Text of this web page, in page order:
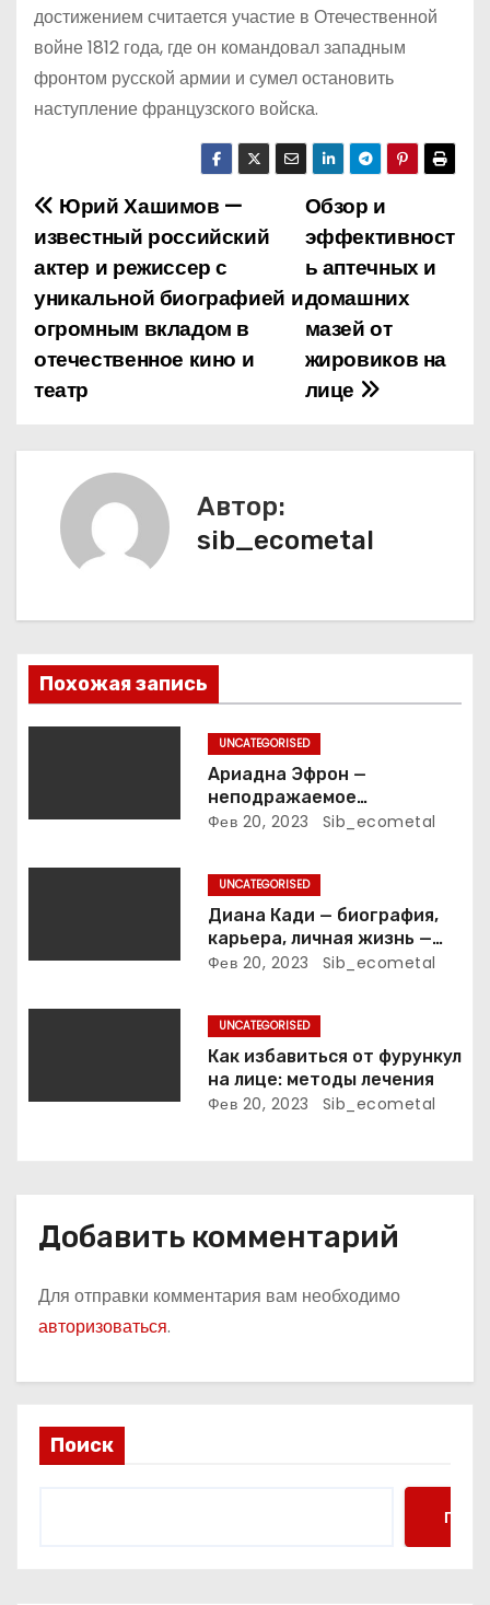
достижением считается участие в Отечественной
войне 1812 года, где он командовал западным
фронтом русской армии и сумел остановить
наступление французского войска.
Н
а
в
и
г
а
п
о
з
п
и
я
Обзор и
эффективност
ь аптечных и
домашних
мазей от
жировиков на
лице
Юрий Хашимов —
известный российский
актер и режиссер с
уникальной биографией и
огромным вкладом в
отечественное кино и
театр
Автор:
sib_ecometal
Похожая запись
UNCATEGORISED
Ариадна Эфрон —
неподражаемое
вокзальное
оценочно-аналитическое
общепостижимое явление
известной русской
поэтессы
Фев 20, 2023 Sib_ecometal
UNCATEGORISED
Диана Кади — биография,
карьера, личная жизнь —
актуальная информация
Фев 20, 2023 Sib_ecometal
UNCATEGORISED
Как избавиться от фурункул
на лице: методы лечения
Фев 20, 2023 Sib_ecometal
Добавить комментарий
Для отправки комментария вам необходимо
авторизоваться.
Поиск
Поиск